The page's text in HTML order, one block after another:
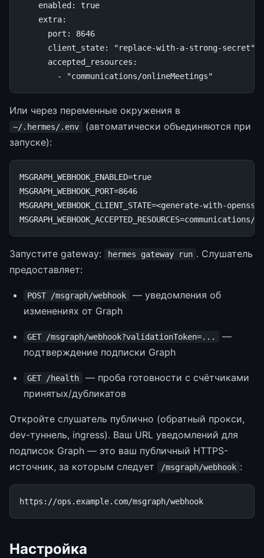
enabled :
true
extra:
port :
8646
client_state:
"replace-with-a-strong-secret"
accepted_resources :
-
"communications/onlineMeetings"
Или через переменные окружения в
~/.hermes/.env
(автоматически объединяются при
запуске):
MSGRAPH_WEBHOOK_ENABLED=true
MSGRAPH_WEBHOOK_PORT=8646
MSGRAPH_WEBHOOK_CLIENT_STATE=
MSGRAPH_WEBHOOK_ACCEPTED_RESOURCES=
Запустите gateway: hermes gateway run . Слушатель
предоставляет:
POST /msgraph/webhook
— уведомления об
изменениях от Graph
GET /msgraph/webhook?validationToken=...
—
подтверждение подписки Graph
GET /health
— проба готовности с счётчиками
принятых/дубликатов
Откройте слушатель публично (обратный прокси,
dev-туннель, ingress). Ваш URL уведомлений для
подписок Graph — это ваш публичный HTTPS-
источник, за которым следует
/msgraph/webhook :
Настройка